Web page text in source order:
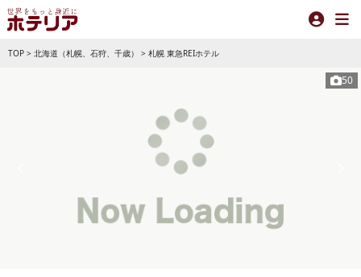
TOP > 北海道（札幌、石狩、千歳） > 札幌 東急REIホテル
50